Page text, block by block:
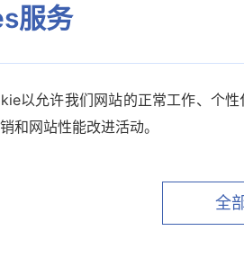
服务
以允许我们网站的正常工作、个
和网站性能改进活动。
全